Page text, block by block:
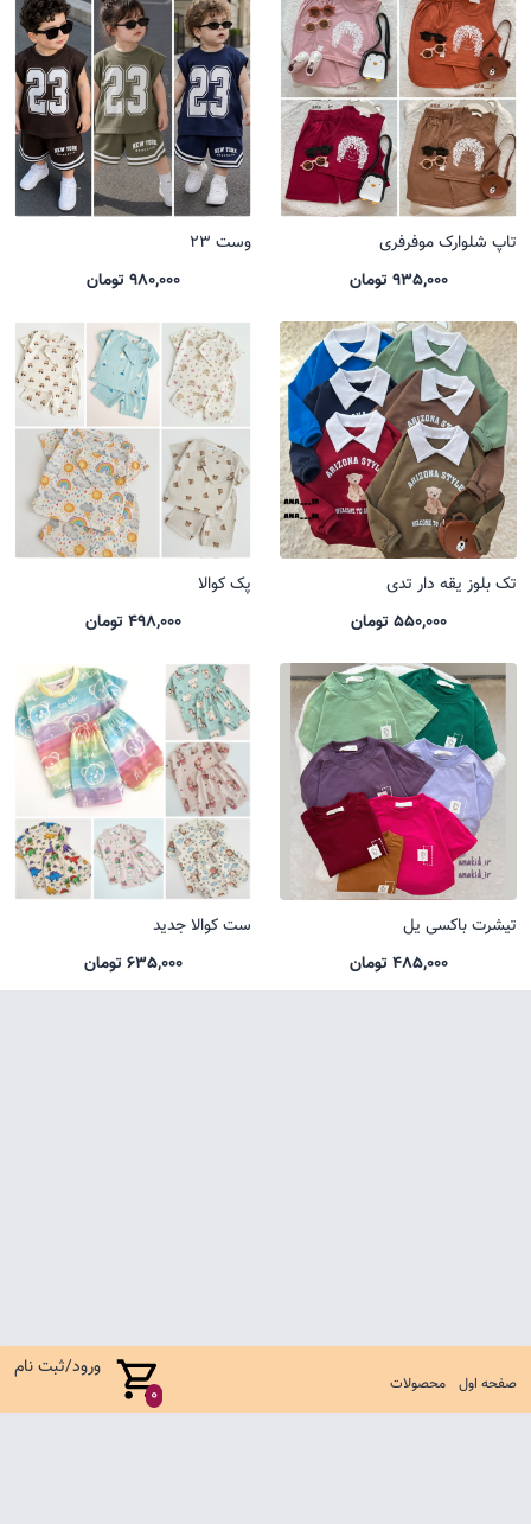
صفحه اول محصولات 0
ورود/ثبت نام
تاپ شلوارک موفرفری
935,000 تومان
وست 23
980,000 تومان
تک بلوز یقه دار تدی
550,000 تومان
پک کوالا
498,000 تومان
تیشرت باکسی یل
485,000 تومان
ست کوالا جدید
635,000 تومان